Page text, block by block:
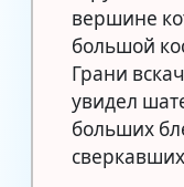
вершине
большой
Грани
увидел
больших